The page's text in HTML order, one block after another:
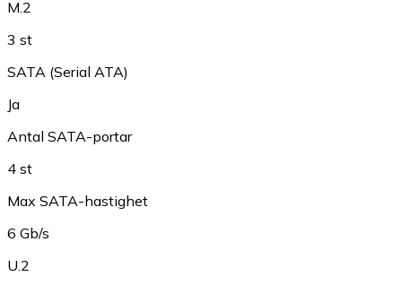
M.2
3 st
SATA (Serial ATA)
Ja
Antal SATA-portar
4 st
Max SATA-hastighet
6 Gb/s
U.2